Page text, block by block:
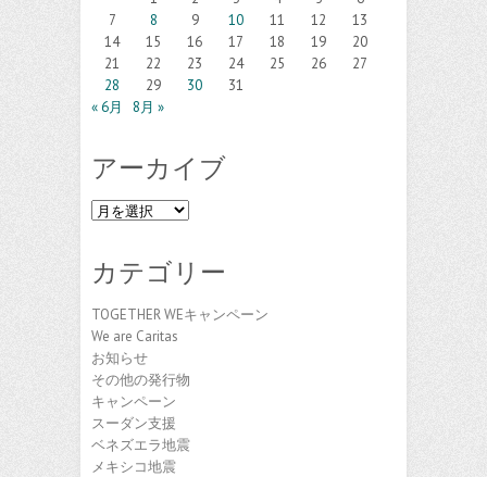
7
8 9 10 11 12
13
14
15 16 17 18 19
20
21
22 23 24 25 26
27
28
29 30
31
« 6月
8月 »
アーカイブ
ア
イ
カテゴリー
TOGETHER WEキャンペーン
We are Caritas
お知らせ
その他の発行物
キャンペーン
スーダン支援
ベネズエラ地震
メキシコ地震